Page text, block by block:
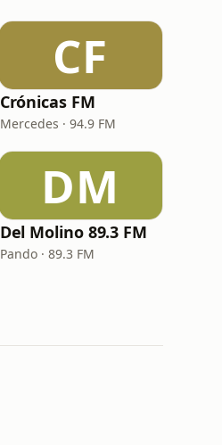
CF
Crónicas FM
Mercedes · 94.9 FM
DM
Del Molino 89.3 FM
Pando · 89.3 FM